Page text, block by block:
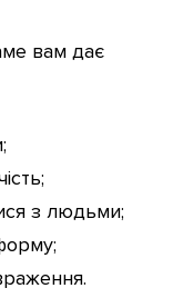
вам дає
з людьми;